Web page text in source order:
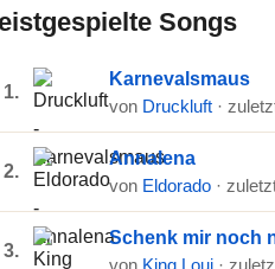
Songs
1.
Karnevalsmaus
von Druckluft ·
2.
Annalena
von Eldorado ·
3.
Schenk mir noch